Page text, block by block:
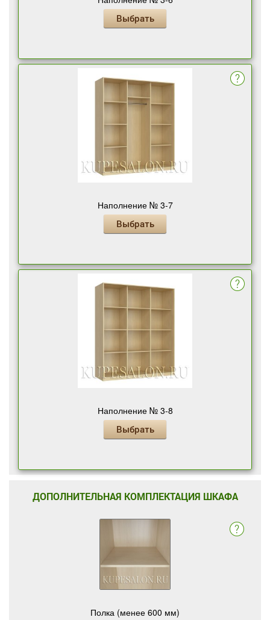
Выбрать
Наполнение № 3-7
Выбрать
Наполнение № 3-8
Выбрать
ДОПОЛНИТЕЛЬНАЯ КОМПЛЕКТАЦИЯ ШКАФА
Полка (менее 600 мм)